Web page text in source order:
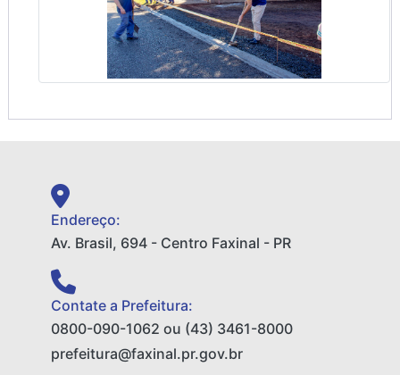
Endereço:
Av. Brasil, 694 - Centro Faxinal - PR
Contate a Prefeitura:
0800-090-1062 ou (43) 3461-8000
prefeitura@faxinal.pr.gov.br